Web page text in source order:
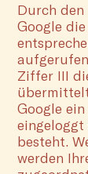
Durch
Google
Ziffer III
Google
besteht.
werden